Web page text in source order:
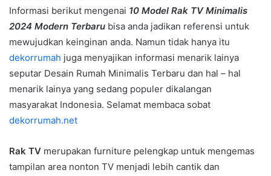
Informasi berikut mengenai 10 Model Rak TV Minimalis
2024 Modern Terbaru bisa anda jadikan referensi untuk
mewujudkan keinginan anda. Namun tidak hanya itu
dekorrumah juga menyajikan informasi menarik lainya
seputar Desain Rumah Minimalis Terbaru dan hal – hal
menarik lainya yang sedang populer dikalangan
masyarakat Indonesia. Selamat membaca sobat
dekorrumah.net
Rak TV merupakan furniture pelengkap untuk mengemas
tampilan area nonton TV menjadi lebih cantik dan